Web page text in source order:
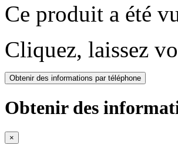
Ce produit a été
Cliquez, laissez
Obtenir des informations par téléphone
Obtenir des
×